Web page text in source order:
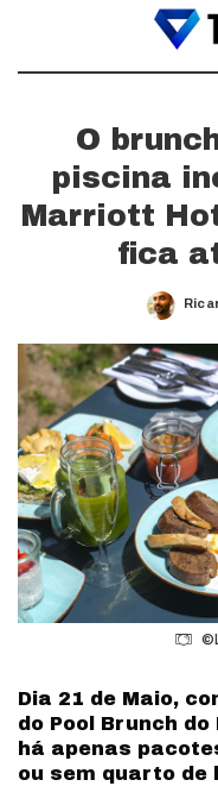
O
piscina
Marriott
fica
Dia 21 de Maio,
do Pool Brunch
há apenas
ou sem quarto de